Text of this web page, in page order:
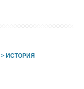
>ИСТОРИЯ